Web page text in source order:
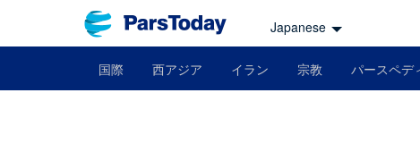
Japanese
国際 西アジア イラン 宗教 パースペデ